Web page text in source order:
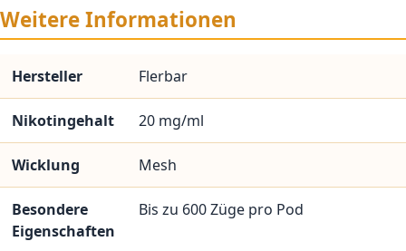
Weitere Informationen
Hersteller Flerbar
Nikotingehalt 20 mg/ml
Wicklung Mesh
Besondere
Eigenschaften
Bis zu 600 Züge pro Pod